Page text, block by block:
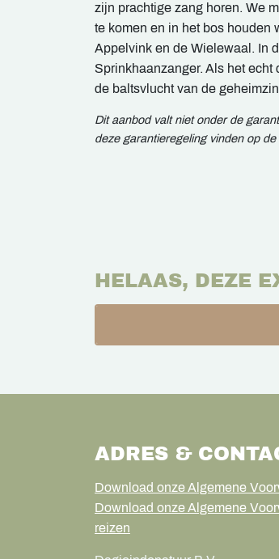
zijn prachtige zang horen. We
te komen en in het bos houden
Appelvink en de Wielewaal. In
Sprinkhaanzanger. Als het
de baltsvlucht van de
Dit aanbod valt niet onder de
deze garantieregeling vinden op
HELAAS, DEZE
ADRES &
Download onze Algemene
Download onze Algemene
reizen